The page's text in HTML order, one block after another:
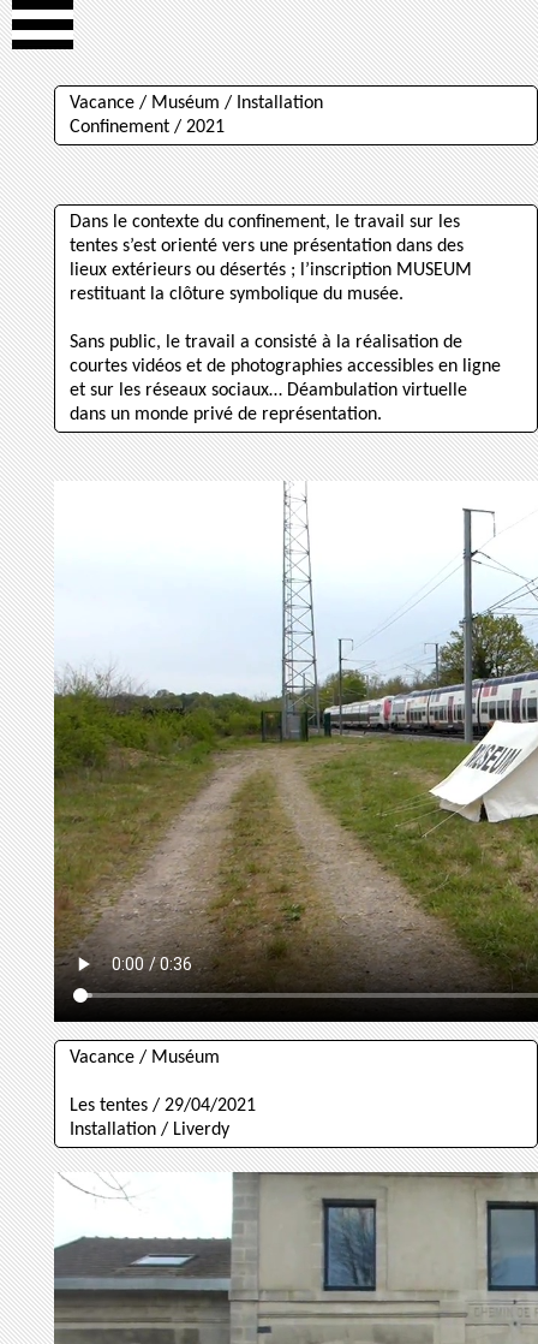
Vacance / Muséum / Installation
Confinement / 2021
Dans le contexte du confinement, le travail sur les
tentes s’est orienté vers une présentation dans des
lieux extérieurs ou désertés ; l’inscription MUSEUM
restituant la clôture symbolique du musée.
Sans public, le travail a consisté à la réalisation de
courtes vidéos et de photographies accessibles en ligne
et sur les réseaux sociaux… Déambulation virtuelle
dans un monde privé de représentation.
Vacance / Muséum
Les tentes / 29/04/2021
Installation / Liverdy